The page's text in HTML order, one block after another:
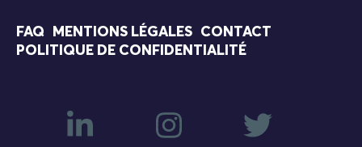
FAQ MENTIONS LÉGALES
CONTACT
POLITIQUE DE CONFIDENTIALITÉ